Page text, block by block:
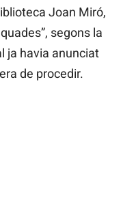
Joan Miró,
segons la
ja havia anunciat
de procedir.